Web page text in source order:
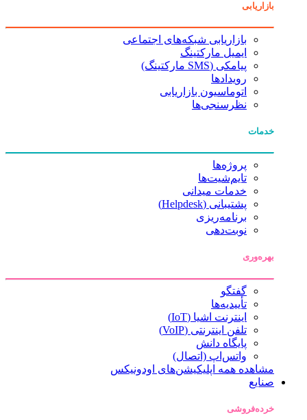
بازاریابی
بازاریابی شبکه‌های اجتماعی
ایمیل مارکتینگ
پیامکی (SMS مارکتینگ)
رویدادها
اتوماسیون بازاریابی
نظرسنجی‌ها
خدمات
پروژه‌ها
تایم‌شیت‌ها
خدمات میدانی
پشتیبانی (Helpdesk)
برنامه‌ریزی
نوبت‌دهی
بهره‌وری
گفتگو
تأییدیه‌ها
اینترنت اشیا (IoT)
تلفن اینترنتی (VoIP)
پایگاه دانش
واتس‌اپ (اتصال)
مشاهده همه اپلیکیشن‌های اودونیکس
صنایع
خرده‌فروشی